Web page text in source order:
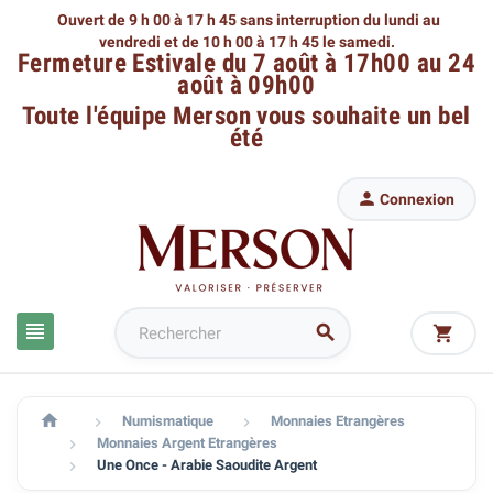
Ouvert de 9 h 00 à 17 h 45 sans interruption du lundi au
vendredi et de 10 h 00 à 17 h 45 le samedi.
Fermeture Estivale du 7 août à 17h00 au 24
août à 09h00
Toute l'équipe Mersonvous souhaite un bel
été
 
 Connexion

  Numismatique  Monnaies Etrangères
 Monnaies Argent Etrangères
 Une Once - Arabie Saoudite Argent